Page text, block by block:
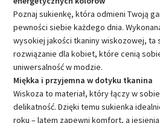
Poznaj sukienkę, która odmieni Twoją
pewności siebie każdego dnia.
wysokiej jakości tkaniny wiskozowej, ta
rozwiązanie dla kobiet, które cenią
uniwersalność w modzie.
Miękka i przyjemna w dotyku tkanina
Wiskoza to materiał, który łączy w
delikatność. Dzięki temu sukienka
roku – latem zapewni komfort, a